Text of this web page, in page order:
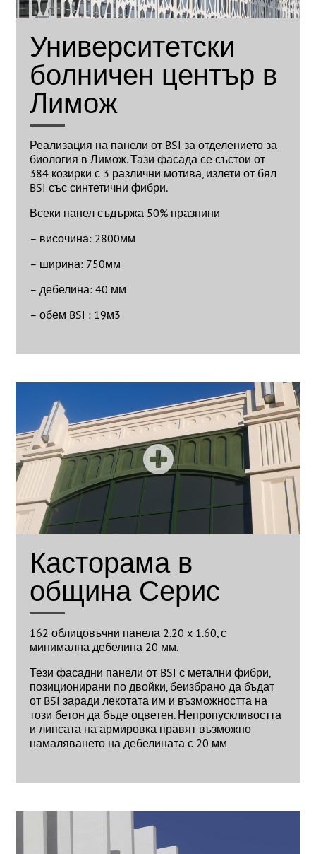
Университетски
болничен център в
Лимож
Реализация на панели от BSI за отделението за
биология в Лимож. Тази фасада се състои от
384 козирки с 3 различни мотива, излети от бял
BSI със синтетични фибри.
Всеки панел съдържа 50% празнини
– височина: 2800мм
– ширина: 750мм
– дебелина: 40 мм
– обем BSI : 19м3
Касторама в
община Серис
162 облицовъчни панела 2.20 x 1.60, с
минимална дебелина 20 мм.
Тези фасадни панели от BSI с метални фибри,
позиционирани по двойки, беизбрано да бъдат
от BSI заради лекотата им и възможността на
този бетон да бъде оцветен. Непропускливостта
и липсата на армировка правят възможно
намаляването на дебелината с 20 мм